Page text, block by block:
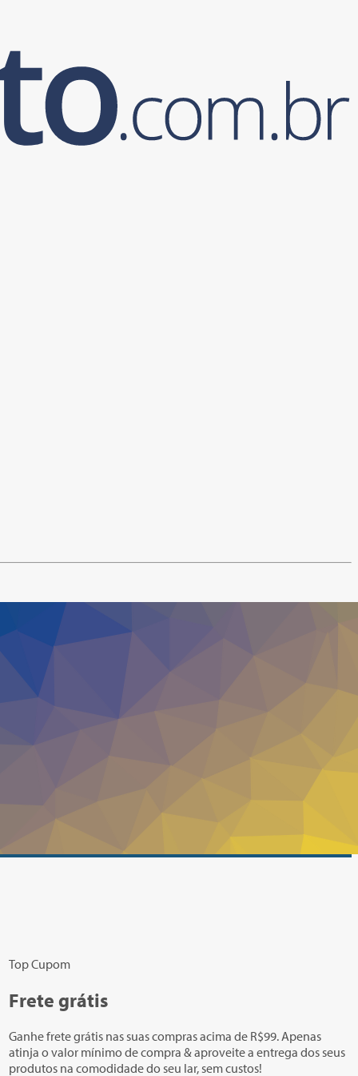
Top Cupom
Frete grátis
Ganhe frete grátis nas suas compras acima de R$99. Apenas
atinja o valor mínimo de compra & aproveite a entrega dos seus
produtos na comodidade do seu lar, sem custos!